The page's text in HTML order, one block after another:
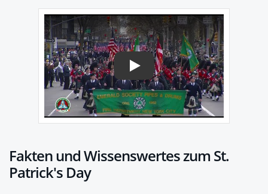
Play
Fakten und Wissenswertes zum St.
Patrick's Day